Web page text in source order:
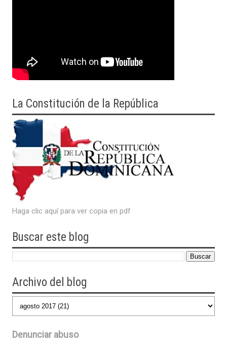
La Constitución de la República
Haga clic aquí para ver copia en pdf
Buscar este blog
Archivo del blog
Denunciar abuso